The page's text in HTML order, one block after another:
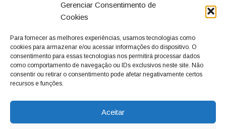
Gerenciar Consentimento de
Cookies
Para fornecer as melhores experiências, usamos tecnologias como
cookies para armazenar e/ou acessar informações do dispositivo. O
consentimento para essas tecnologias nos permitirá processar dados
como comportamento de navegação ou IDs exclusivos neste site. Não
consentir ou retirar o consentimento pode afetar negativamente certos
recursos e funções.
Aceitar
cidadãos valinhenses, já que naquela época só existiam
dois jornais. Há mais de 30 anos, o jornal continua
com o foco de trazer as melhores notícias. Nunca
deixamos de lado as necessidades do cidadão, sempre
questionando os órgãos públicos em busca de melhorias
para a cidade e sempre cobrando resoluções para casos
adm@jtv.com.br (19) 3929-6225